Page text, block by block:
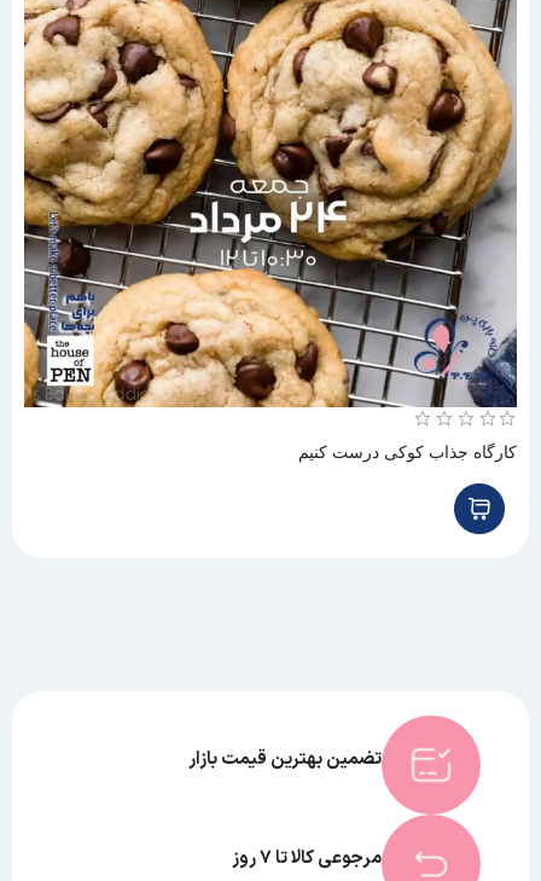
کارگاه جذاب کوکی درست کنیم
تضمین بهترین قیمت بازار
مرجوعی کالا تا 7 روز